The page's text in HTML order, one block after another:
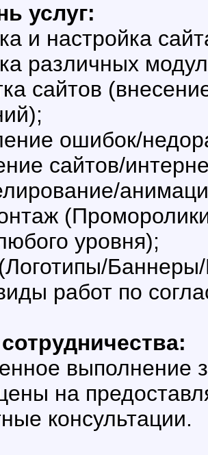
услуг:
и настройка
различных
сайтов
ошибок/
сайтов/
уровня);
работ по
выполнение
на
консультации.